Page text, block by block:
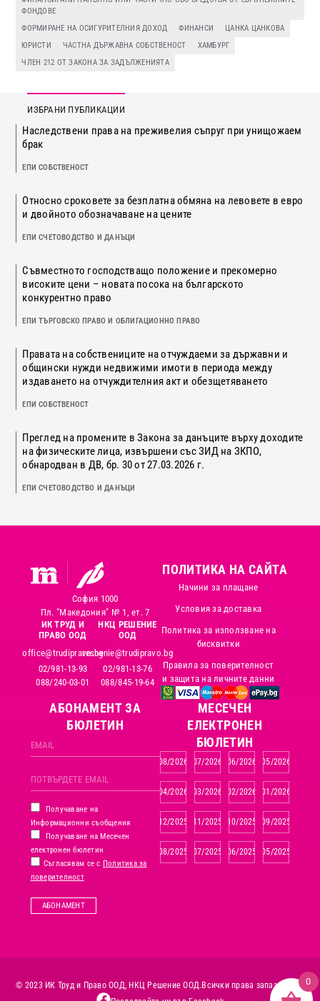
ФОНДОВЕ
ФОРМИРАНЕ НА ОСИГУРИТЕЛНИЯ ДОХОД
ФИНАНСИ
ЦАНКА ЦАНКОВА
ЮРИСТИ
ЧАСТНА ДЪРЖАВНА СОБСТВЕНОСТ
ХАМБУРГ
ЧЛЕН 212 ОТ ЗАКОНА ЗА ЗАДЪЛЖЕНИЯТА
ИЗБРАНИ ПУБЛИКАЦИИ
Наследствени права на преживелия съпруг при унищожаем
брак
ЕПИ СОБСТВЕНОСТ
Относно сроковете за безплатна обмяна на левовете в евро
и двойното обозначаване на цените
ЕПИ СЧЕТОВОДСТВО И ДАНЪЦИ
Съвместното господстващо положение и прекомерно
високите цени – новата посока на българското
конкурентно право
ЕПИ ТЪРГОВСКО ПРАВО И ОБЛИГАЦИОННО ПРАВО
Правата на собствениците на отчуждаеми за държавни и
общински нужди недвижими имоти в периода между
издаването на отчуждителния акт и обезщетяването
ЕПИ СОБСТВЕНОСТ
Преглед на промените в Закона за данъците върху доходите
на физическите лица, извършени със ЗИД на ЗКПО,
обнародван в ДВ, бр. 30 от 27.03.2026 г.
ЕПИ СЧЕТОВОДСТВО И ДАНЪЦИ
София 1000
Пл. "Македония" № 1, ет. 7
ИК ТРУД И
ПРАВО ООД
office@trudipravo.bg
02/981-13-93
088/240-03-01
НКЦ РЕШЕНИЕ
ООД
reshenie@trudipravo.bg
02/981-13-76
088/845-19-64
ПОЛИТИКА НА САЙТА
Начини за плащане
Условия за доставка
Политика за използване на
бисквитки
Правила за поверителност
и защита на личните данни
АБОНАМЕНТ ЗА
БЮЛЕТИН
Получаване на
Информационни съобщения
Получаване на Месечен
електронен бюлетин
Съгласявам се с Политика за
поверителност
АБОНАМЕНТ
MЕСЕЧЕН
ЕЛЕКТРОНЕН
БЮЛЕТИН
08/2026 07/2026 06/2026 05/2026
04/2026 03/2026 02/2026 01/2026
12/2025 11/2025 10/2025 09/2025
08/2025 07/2025 06/2025 05/2025
© 2023 ИК Труд и Право ООД, НКЦ Решение ООД. Всички права запазени.
0